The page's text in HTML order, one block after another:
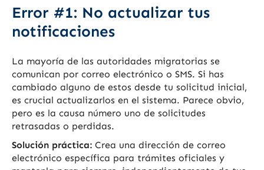
Error #1: No actualizar tus
notificaciones
La mayoría de las autoridades migratorias se
comunican por correo electrónico o SMS. Si has
cambiado alguno de estos desde tu solicitud inicial,
es crucial actualizarlos en el sistema. Parece obvio,
pero es la causa número uno de solicitudes
retrasadas o perdidas.
Solución práctica: Crea una dirección de correo
electrónico específica para trámites oficiales y